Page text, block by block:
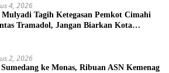
4, 2026
Mulyadi Tagih Ketegasan Pemkot Cimahi
Tramadol, Jangan Biarkan Kota
2, 2026
ke Monas, Ribuan ASN Kemenag